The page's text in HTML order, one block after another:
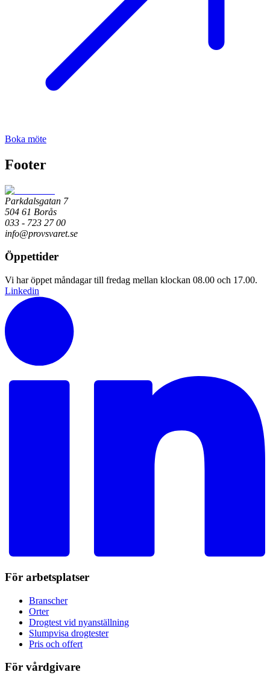
Boka möte
Footer
Parkdalsgatan 7
504 61 Borås
033 - 723 27 00
info@provsvaret.se
Öppettider
Vi har öppet måndagar till fredag mellan klockan 08.00 och 17.00.
Linkedin
För arbetsplatser
Branscher
Orter
Drogtest vid nyanställning
Slumpvisa drogtester
Pris och offert
För vårdgivare